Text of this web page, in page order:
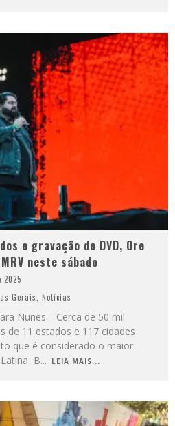
e gravação de DVD, Ore
neste sábado
2025
Gerais Notícias
Nunes. Cerca de 50 mil
de 11 estados e 117 cidades
que é considerado o maior
B... LEIA MAIS...